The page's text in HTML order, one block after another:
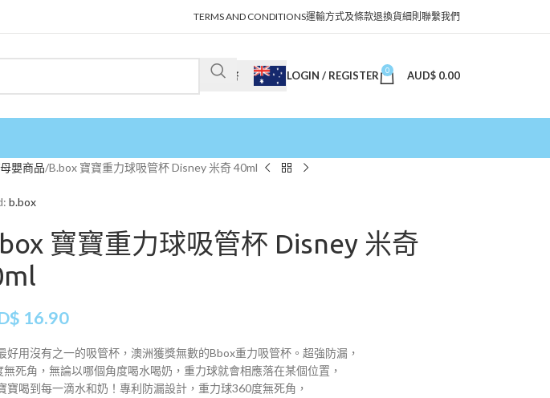
TERMS AND CONDITIONS運輸方式及條款退換貨細則 聯繫我們
澳幣 LOGIN / REGISTER 0 AUD$ 0.00
母嬰商品 B.box 寶寶重力球吸管杯 Disney 米奇 40ml
b.box
寶寶重力球吸管杯 Disney 米奇
16.90
好用沒有之一的吸管杯，澳洲獲獎無數的Bbox重力吸管杯。超強防漏，
無死角，無論以哪個角度喝水喝奶，重力球就會相應落在某個位置，
寶喝到每一滴水和奶！專利防漏設計，重力球360度無死角，